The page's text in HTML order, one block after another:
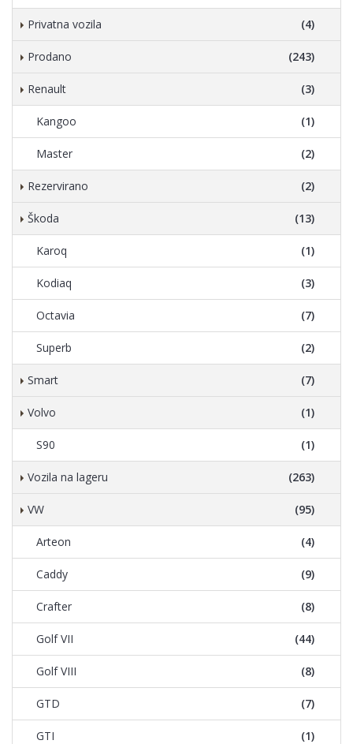
Privatna vozila (4)
Prodano (243)
Renault (3)
Kangoo (1)
Master (2)
Rezervirano (2)
Škoda (13)
Karoq (1)
Kodiaq (3)
Octavia (7)
Superb (2)
Smart (7)
Volvo (1)
S90 (1)
Vozila na lageru (263)
VW (95)
Arteon (4)
Caddy (9)
Crafter (8)
Golf VII (44)
Golf VIII (8)
GTD (7)
GTI (1)